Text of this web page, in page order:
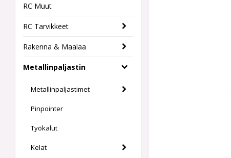
RC Muut
RC Tarvikkeet
Rakenna & Maalaa
Metallinpaljastin
Metallinpaljastimet
Pinpointer
Työkalut
Kelat